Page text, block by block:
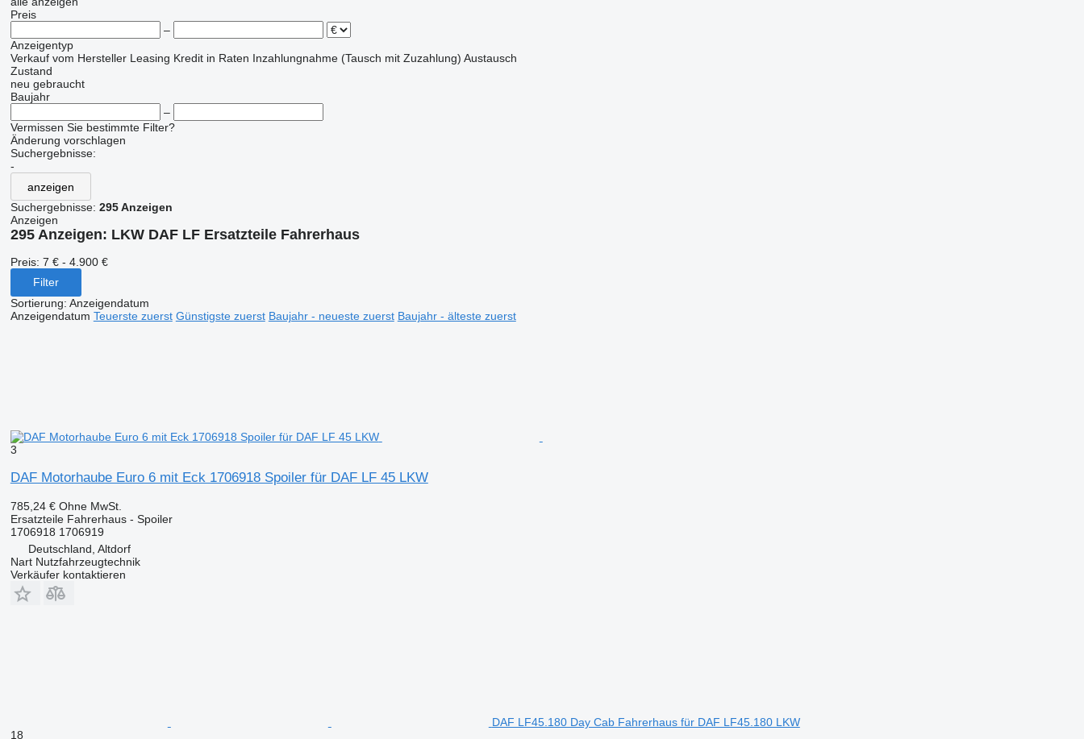
Preis
–
Anzeigentyp
Verkauf vom Hersteller Leasing Kredit in Raten Inzahlungnahme (Tausch mit Zuzahlung) Austausch
Zustand
neu gebraucht
Baujahr
–
Vermissen Sie bestimmte Filter?
Änderung vorschlagen
Suchergebnisse:
-
anzeigen
Suchergebnisse: 295 Anzeigen
Anzeigen
295 Anzeigen: LKW DAF LF Ersatzteile Fahrerhaus
Preis: 7 € - 4.900 €
Filter
Sortierung: Anzeigendatum
Anzeigendatum Teuerste zuerst Günstigste zuerst Baujahr - neueste zuerst Baujahr - älteste zuerst
3
DAF Motorhaube Euro 6 mit Eck 1706918 Spoiler für DAF LF 45 LKW
785,24 € Ohne MwSt.
Ersatzteile Fahrerhaus - Spoiler
1706918 1706919
Deutschland, Altdorf
Nart Nutzfahrzeugtechnik
Verkäufer kontaktieren
DAF LF45.180 Day Cab Fahrerhaus für DAF LF45.180 LKW
18